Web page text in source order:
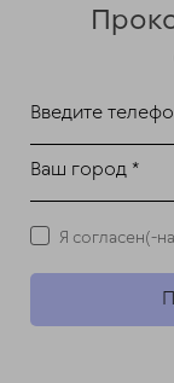
Введите
Ваш город *
Я согласен(-